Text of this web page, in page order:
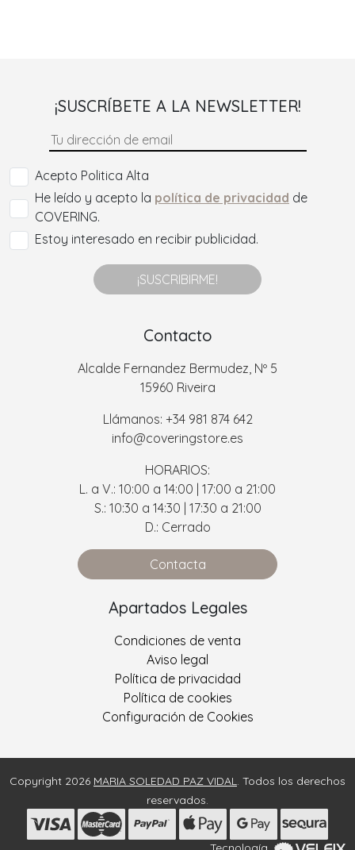
¡SUSCRÍBETE A LA NEWSLETTER!
Acepto Politica Alta
He leído y acepto la política de privacidad de
COVERING.
Estoy interesado en recibir publicidad.
¡SUSCRIBIRME!
Contacto
Alcalde Fernandez Bermudez, Nº 5
15960 Riveira
Llámanos: +34 981 874 642
info@coveringstore.es
HORARIOS:
L. a V.: 10:00 a 14:00 | 17:00 a 21:00
S.: 10:30 a 14:30 | 17:30 a 21:00
D.: Cerrado
Contacta
Apartados Legales
Condiciones de venta
Aviso legal
Política de privacidad
Política de cookies
Configuración de Cookies
Copyright 2026 MARIA SOLEDAD PAZ VIDAL. Todos los derechos
reservados.